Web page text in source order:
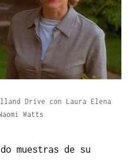
Drive con Laura Elena
Watts
muestras de su